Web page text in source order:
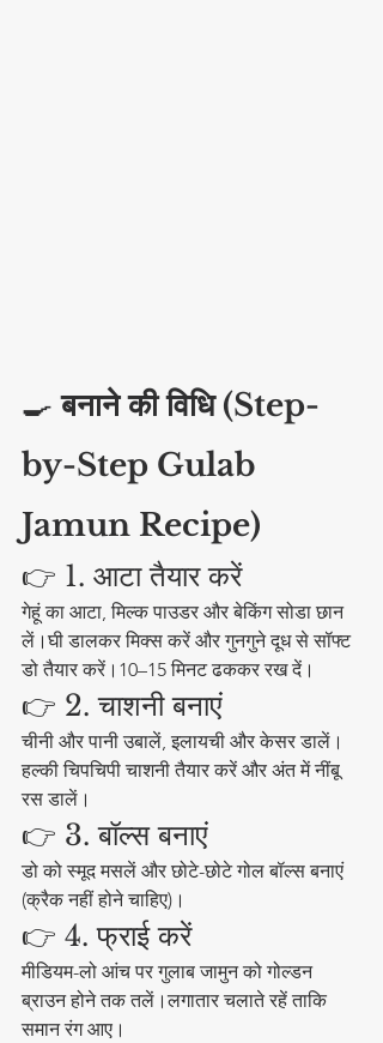
🍳 बनाने की विधि (Step-
by-Step Gulab
Jamun Recipe)
👉 1. आटा तैयार करें
गेहूं का आटा, मिल्क पाउडर और बेकिंग सोडा छान
लें।घी डालकर मिक्स करें और गुनगुने दूध से सॉफ्ट
डो तैयार करें।10–15 मिनट ढककर रख दें।
👉 2. चाशनी बनाएं
चीनी और पानी उबालें, इलायची और केसर डालें।
हल्की चिपचिपी चाशनी तैयार करें और अंत में नींबू
रस डालें।
👉 3. बॉल्स बनाएं
डो को स्मूद मसलें और छोटे-छोटे गोल बॉल्स बनाएं
(क्रैक नहीं होने चाहिए)।
👉 4. फ्राई करें
मीडियम-लो आंच पर गुलाब जामुन को गोल्डन
ब्राउन होने तक तलें।लगातार चलाते रहें ताकि
समान रंग आए।